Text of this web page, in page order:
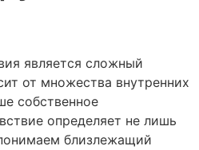
является сложный
от множества внутренних
собственное
определяет не лишь
близлежащий